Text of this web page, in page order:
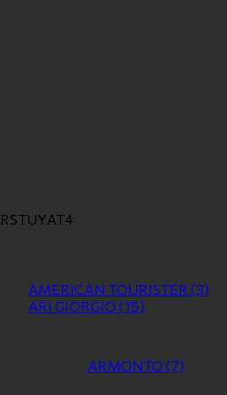
RSTUYΑΤ4
AMERICAN TOURISTER (3)
ARI GIORGIO (15)
ARMONTO (7)